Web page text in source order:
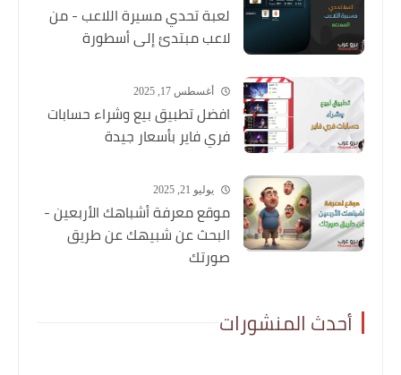
لعبة تحدي مسيرة اللاعب - من
لاعب مبتدئ إلى أسطورة
أغسطس 17, 2025
افضل تطبيق بيع وشراء حسابات
فري فاير بأسعار جيدة
يوليو 21, 2025
موقع معرفة أشباهك الأربعين -
البحث عن شبيهك عن طريق
صورتك
أحدث المنشورات